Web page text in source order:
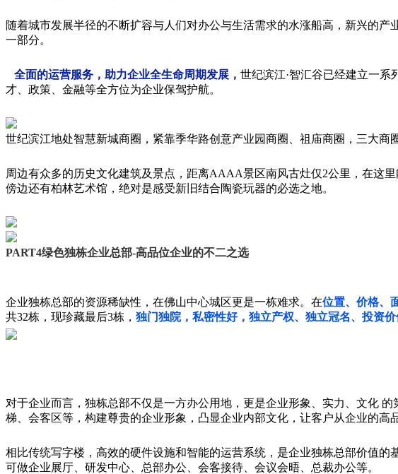
随着城市发展半径的不断扩容与人们对办公与生活需求的水涨船高，新兴的
一部分。
全面的运营服务，助力企业全生命周期发展， 世纪滨江·智汇谷已经建立一系
才、政策、金融等全方位为企业保驾护航。
世纪滨江地处智慧新城商圈，紧靠季华路创意产业园商圈、祖庙商圈，三大商
周边有众多的历史文化建筑及景点，距离AAAA景区南风古灶仅2公里，在这
傍边还有柏林艺术馆，绝对是感受新旧结合陶瓷玩器的必选之地。
PART4绿色独栋企业总部-高品位企业的不二之选
企业独栋总部的资源稀缺性，在佛山中心城区更是一栋难求。在位置、价格、
共32栋，现珍藏最后3栋， 独门独院，私密性好，独立产权、独立冠名、投资
对于企业而言，独栋总部不仅是一方办公用地，更是企业形象、实力、文化
梯、会客区等，构建尊贵的企业形象，凸显企业内部文化，让客户从企业的高
相比传统写字楼，高效的硬件设施和智能的运营系统，是企业独栋总部价值
可做企业展厅、研发中心、总部办公、会客接待、会议会晤、总裁办公等。